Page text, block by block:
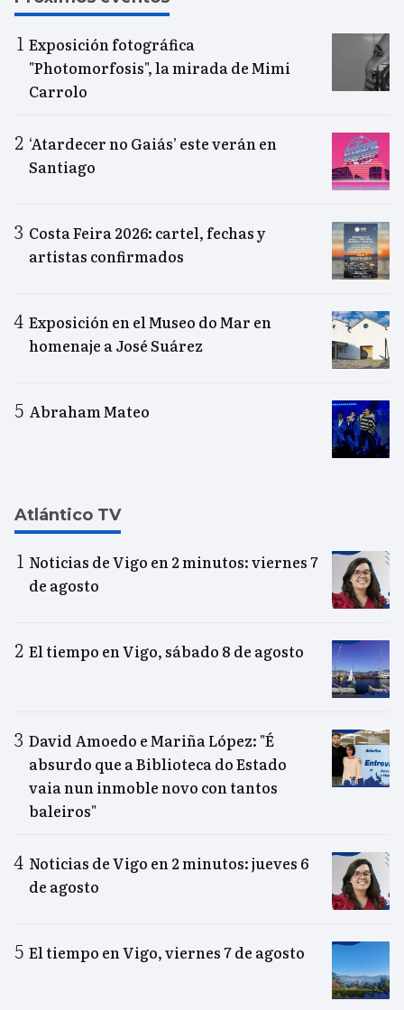
Exposición fotográfica
"Photomorfosis", la mirada de Mimi
Carrolo
‘Atardecer no Gaiás’ este verán en
Santiago
Costa Feira 2026: cartel, fechas y
artistas confirmados
Exposición en el Museo do Mar en
homenaje a José Suárez
Abraham Mateo
Atlántico TV
Noticias de Vigo en 2 minutos: viernes 7
de agosto
El tiempo en Vigo, sábado 8 de agosto
David Amoedo e Mariña López: "É
absurdo que a Biblioteca do Estado
vaia nun inmoble novo con tantos
baleiros"
Noticias de Vigo en 2 minutos: jueves 6
de agosto
El tiempo en Vigo, viernes 7 de agosto